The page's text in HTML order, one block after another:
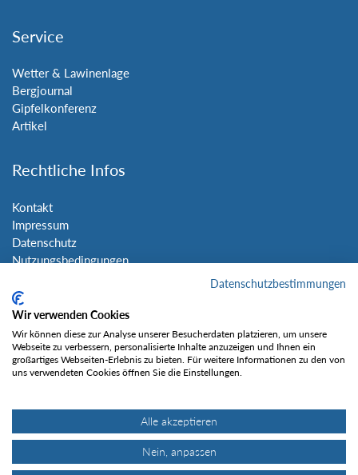
Service
Wetter & Lawinenlage
Bergjournal
Gipfelkonferenz
Artikel
Rechtliche Infos
Kontakt
Impressum
Datenschutz
Nutzungsbedingungen
Social Media
Gefällt mir
Datenschutzbestimmungen
Wir verwenden Cookies
Wir können diese zur Analyse unserer Besucherdaten platzieren, um unsere
Webseite zu verbessern, personalisierte Inhalte anzuzeigen und Ihnen ein
großartiges Webseiten-Erlebnis zu bieten. Für weitere Informationen zu den von
uns verwendeten Cookies öffnen Sie die Einstellungen.
Alle akzeptieren
Nein, anpassen